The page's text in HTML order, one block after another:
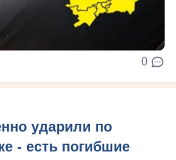
0
ударили по
- есть погибшие